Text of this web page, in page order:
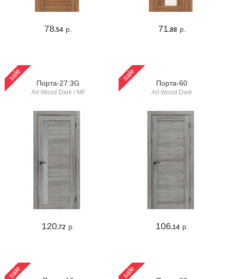
78.54 р. 71.88 р.
sale
Порта-27.3G
Art Wood Dark / MF
120.72 р.
sale
Порта-60
Art Wood Dark
106.14 р.
sale sale